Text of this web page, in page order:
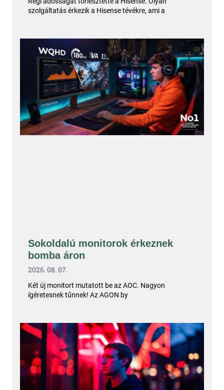
szolgáltatás érkezik a Hisense tévékre, ami a
Sokoldalú monitorok érkeznek
bomba áron
2026. 08. 07.
Két új monitort mutatott be az AOC. Nagyon
ígéretesnek tűnnek! Az AGON by